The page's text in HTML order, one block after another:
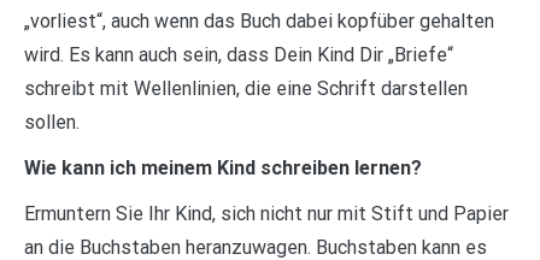
„vorliest“, auch wenn das Buch dabei kopfüber gehalten
wird. Es kann auch sein, dass Dein Kind Dir „Briefe“
schreibt mit Wellenlinien, die eine Schrift darstellen
sollen.
Wie kann ich meinem Kind schreiben lernen?
Ermuntern Sie Ihr Kind, sich nicht nur mit Stift und Papier
an die Buchstaben heranzuwagen. Buchstaben kann es